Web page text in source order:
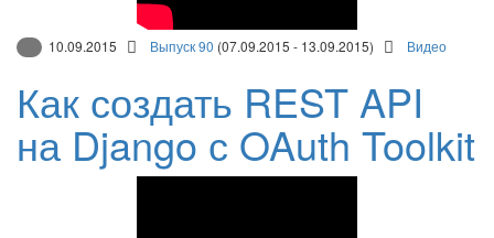
10.09.2015 Выпуск 90 (07.09.2015 - 13.09.2015) Видео
Как создать REST API
на Django с OAuth Toolkit